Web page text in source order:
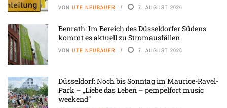
VON UTE NEUBAUER 7. AUGUST 2026
Benrath: Im Bereich des Düsseldorfer Südens
kommt es aktuell zu Stromausfällen
VON UTE NEUBAUER 7. AUGUST 2026
Düsseldorf: Noch bis Sonntag im Maurice-Ravel-
Park – „Liebe das Leben – pempelfort music
weekend“